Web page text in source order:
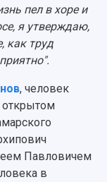
пел в хоре и
я утверждаю,
как труд
, человек
Павловичем
в